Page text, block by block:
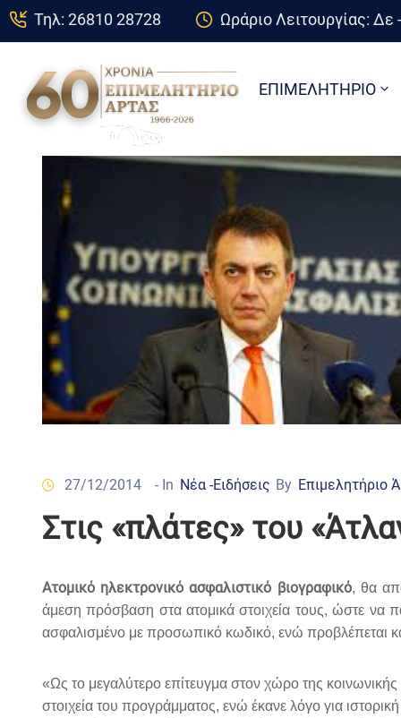
Τηλ: 26810 28728 Ωράριο Λειτουργίας:
ΕΠΙΜΕΛΗΤΗΡΙΟ
27/12/2014 - In Νέα -Ειδήσεις By Επιμελητήριο
Στις «πλάτες» του
Ατομικό ηλεκτρονικό ασφαλιστικό βιογραφικό, θα
άμεση πρόσβαση στα ατομικά στοιχεία τους, ώστε να
ασφαλισμένο με προσωπικό κωδικό, ενώ προβλέπεται
«Ως το μεγαλύτερο επίτευγμα στον χώρο της
στοιχεία του προγράμματος, ενώ έκανε λόγο για